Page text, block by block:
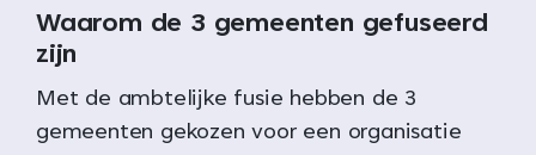
Waarom de 3 gemeenten gefuseerd
zijn
Met de ambtelijke fusie hebben de 3
gemeenten gekozen voor een organisatie